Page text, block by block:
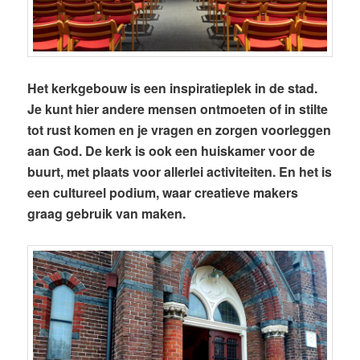
Het kerkgebouw is een inspiratieplek in de stad.
Je kunt hier andere mensen ontmoeten of in stilte
tot rust komen en je vragen en zorgen voorleggen
aan God. De kerk is ook een huiskamer voor de
buurt, met plaats voor allerlei activiteiten. En het is
een cultureel podium, waar creatieve makers
graag gebruik van maken.